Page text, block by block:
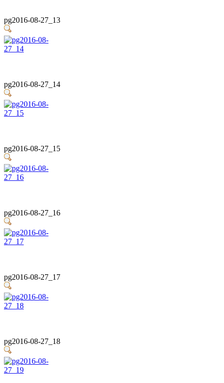
pg2016-08-27_13
pg2016-08-27_14
pg2016-08-27_15
pg2016-08-27_16
pg2016-08-27_17
pg2016-08-27_18